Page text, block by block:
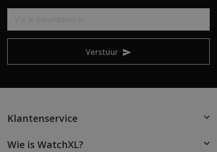
Verstuur
Klantenservice
Wie is WatchXL?